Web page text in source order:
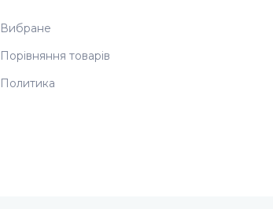
Вибране
Порівняння товарів
Политика